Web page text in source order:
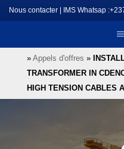
Aller
au
Nous contacter IMS Whatsap
» Appels d'offres »
TRANSFORMER IN
HIGH TENSION CABLES